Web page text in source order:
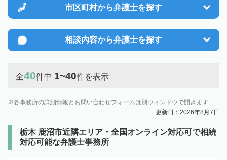
市区町村から弁護士を探す
相談内容から弁護士を探す
全40件中 1~40件を表示
各事務所の詳細情報とお問い合わせフォームは別ウィンドウで開きます
更新日：2026年8月7日
栃木 鹿沼市近隣エリア・全国オンライン対応可で相続
対応可能な弁護士事務所